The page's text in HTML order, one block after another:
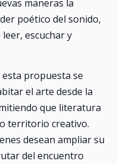
maneras la
poético del sonido,
escuchar y
esta propuesta se
el arte desde la
que literatura
territorio creativo.
desean ampliar su
del encuentro